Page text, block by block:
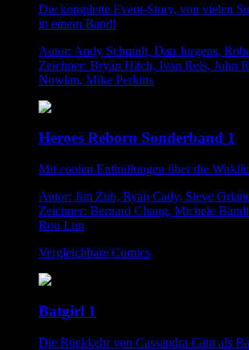
Die komplette Event-Story, von vielen
in einem Band!
Autor: Andy Schmidt, Dan Jurgens,
Zeichner: Bryan Hitch, Ivan Reis, John
Nowlan, Mike Perkins
Heroes Reborn Sonderband 1
Mit coolen Enthüllungen über die
Autor: Jim Zub, Ryan Cady, Steve
Zeichner: Bernard Chang, Michele
Ron Lim
Vergleichbare Comics
Batgirl 1
Die Rückkehr von Cassandra Cain als